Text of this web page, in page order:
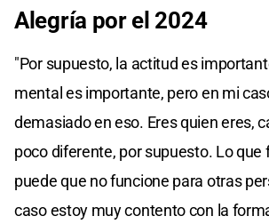
Alegría por el 2024
"Por supuesto, la actitud es
mental es importante, pero en mi
demasiado en eso. Eres quien eres,
poco diferente, por supuesto. Lo que
puede que no funcione para otras
caso estoy muy contento con la